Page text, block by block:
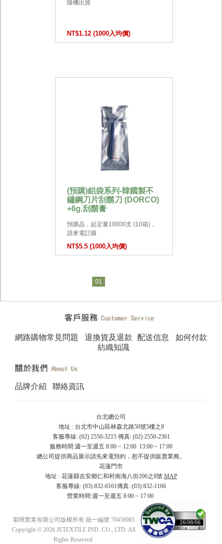
隨機出貨
NT$1.12 (1000入均價)
(預購)鋁袋系列-韓國製不
鏽鋼刀片刮鬍刀 (DORCO)
+6g.刮鬍膏
預購品，起定量10000支 (10箱)，
請來電訂購
NT$5.5 (1000入均價)
01
網路購物常見問題 退換貨及退款 配送信息
如何付款
紡織知識
品牌介紹 聯絡資訊
台北總公司
地址 : 台北市中山區林森北路50號5樓之8
客服專線: (02) 2550-3215 傳真: (02) 2550-2361
服務時間:週一至週五 8:00 ~ 12:00 13:00 ~ 17:00
總公司提供商品展示請先來電預約，恕不提供販賣業務。
花蓮門市
地址 : 花蓮縣吉安鄉仁和村南海八街206之8號 MAP
客服專線: (03) 832-6161傳真: (03) 832-1166
營業時間:週一至週五 8:00 ~ 17:00
26/08/06
絮暉實業有限公司版權所有 統一編號 70458085
Copyright © 2026 JETEXTILE IND. CO., LTD. All
Rights Reserved.